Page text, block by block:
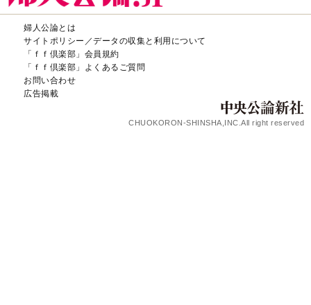
婦人公論とは
サイトポリシー／データの収集と利用について
「ｆｆ倶楽部」会員規約
「ｆｆ倶楽部」よくあるご質問
お問い合わせ
広告掲載
CHUOKORON-SHINSHA,INC.All right reserved